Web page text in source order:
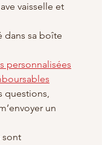
vaisselle et
dans sa boîte
personnalisées
questions,
un
sont